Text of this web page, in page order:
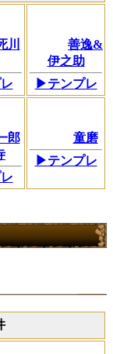
川
善逸&
伊之助
▶テンプレ
郎
童磨
▶テンプレ